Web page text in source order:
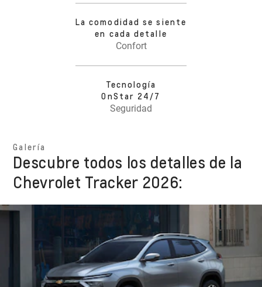
La comodidad se siente
en cada detalle
Confort
Tecnología
OnStar 24/7
Seguridad
Galería
Descubre todos los detalles de la
Chevrolet Tracker 2026: